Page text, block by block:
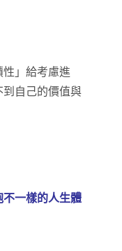
」給考慮進
自己的價值與
一樣的人生體